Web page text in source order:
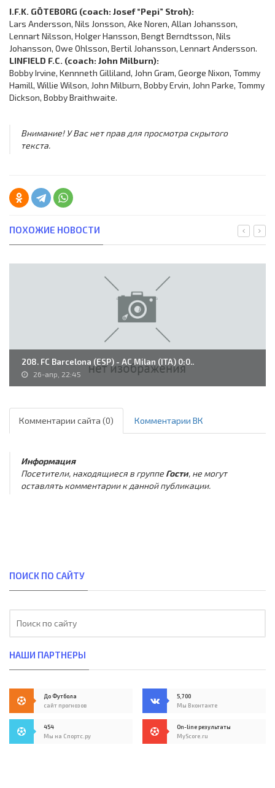
I.F.K. GÖTEBORG (coach: Josef “Pepi” Stroh):
Lars Andersson, Nils Jonsson, Ake Noren, Allan Johansson,
Lennart Nilsson, Holger Hansson, Bengt Berndtsson, Nils
Johansson, Owe Ohlsson, Bertil Johansson, Lennart Andersson.
LINFIELD F.C. (coach: John Milburn):
Bobby Irvine, Kennneth Gilliland, John Gram, George Nixon, Tommy
Hamill, Willie Wilson, John Milburn, Bobby Ervin, John Parke, Tommy
Dickson, Bobby Braithwaite.
Внимание! У Вас нет прав для просмотра скрытого
текста.
ПОХОЖИЕ НОВОСТИ
208. FC Barcelona (ESP) - AC Milan (ITA) 0:0..
26-апр, 22:45
Комментарии сайта (0) Комментарии ВК
Информация
Посетители, находящиеся в группе Гости, не могут
оставлять комментарии к данной публикации.
ПОИСК ПО САЙТУ
НАШИ ПАРТНЕРЫ
До Футбола
сайт прогнозов
5,700
Мы Вконтакте
454
Мы на Спортс.ру
On-line результаты
MyScore.ru